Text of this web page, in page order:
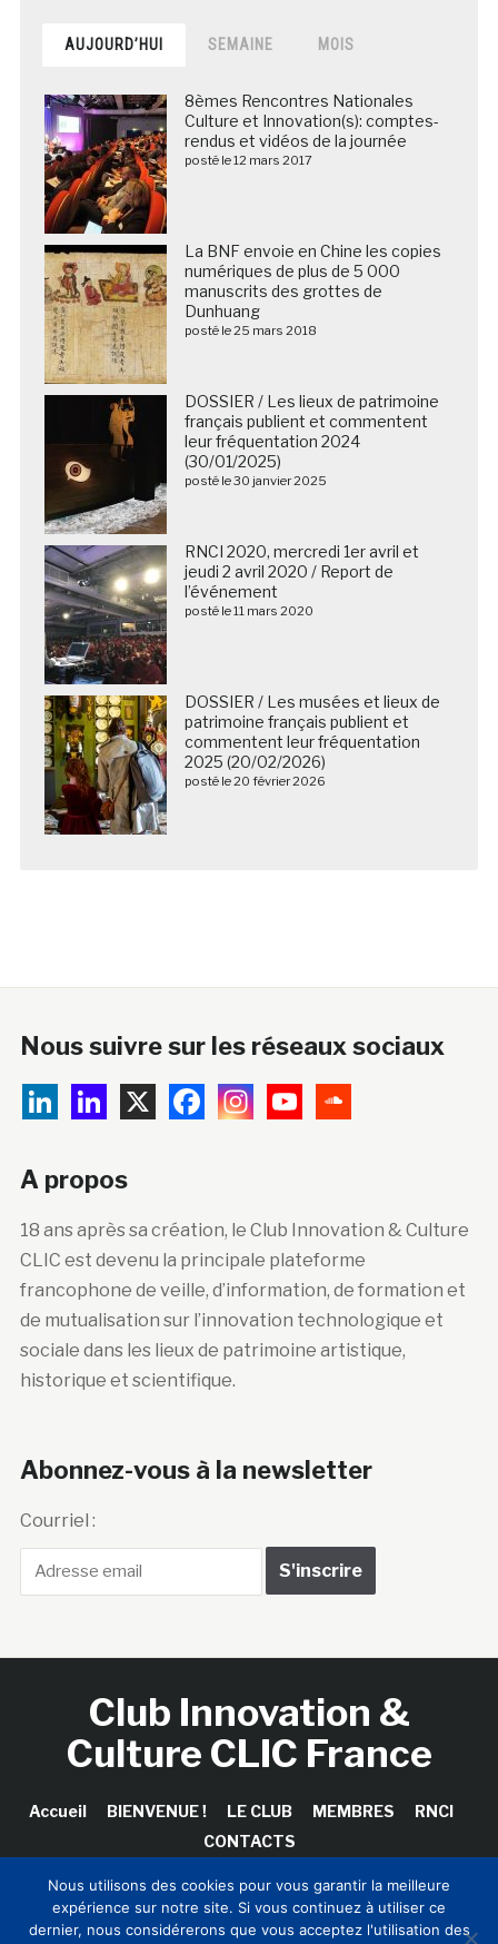
AUJOURD’HUI SEMAINE MOIS
8èmes Rencontres Nationales
Culture et Innovation(s): comptes-
rendus et vidéos de la journée
posté le 12 mars 2017
La BNF envoie en Chine les copies
numériques de plus de 5 000
manuscrits des grottes de
Dunhuang
posté le 25 mars 2018
DOSSIER / Les lieux de patrimoine
français publient et commentent
leur fréquentation 2024
(30/01/2025)
posté le 30 janvier 2025
RNCI 2020, mercredi 1er avril et
jeudi 2 avril 2020 / Report de
l’événement
posté le 11 mars 2020
DOSSIER / Les musées et lieux de
patrimoine français publient et
commentent leur fréquentation
2025 (20/02/2026)
posté le 20 février 2026
Nous suivre sur les réseaux sociaux
A propos
18 ans après sa création, le Club Innovation & Culture
CLIC est devenu la principale plateforme
francophone de veille, d’information, de formation et
de mutualisation sur l’innovation technologique et
sociale dans les lieux de patrimoine artistique,
historique et scientifique.
Abonnez-vous à la newsletter
Courriel :
Club Innovation &
Culture CLIC France
Accueil BIENVENUE ! LE CLUB MEMBRES
RNCI
CONTACTS
Copyright © 2026 Club Innovation & Culture CLIC France /
Nous utilisons des cookies pour vous garantir la meilleure
expérience sur notre site. Si vous continuez à utiliser ce
dernier, nous considérerons que vous acceptez l'utilisation des